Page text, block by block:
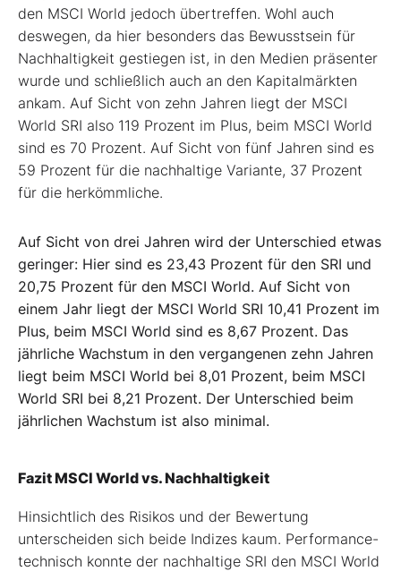
den MSCI World jedoch übertreffen. Wohl auch
deswegen, da hier besonders das Bewusstsein für
Nachhaltigkeit gestiegen ist, in den Medien präsenter
wurde und schließlich auch an den Kapitalmärkten
ankam. Auf Sicht von zehn Jahren liegt der MSCI
World SRI also 119 Prozent im Plus, beim MSCI World
sind es 70 Prozent. Auf Sicht von fünf Jahren sind es
59 Prozent für die nachhaltige Variante, 37 Prozent
für die herkömmliche.
Auf Sicht von drei Jahren wird der Unterschied etwas
geringer: Hier sind es 23,43 Prozent für den SRI und
20,75 Prozent für den MSCI World. Auf Sicht von
einem Jahr liegt der MSCI World SRI 10,41 Prozent im
Plus, beim MSCI World sind es 8,67 Prozent. Das
jährliche Wachstum in den vergangenen zehn Jahren
liegt beim MSCI World bei 8,01 Prozent, beim MSCI
World SRI bei 8,21 Prozent. Der Unterschied beim
jährlichen Wachstum ist also minimal.
Fazit MSCI World vs. Nachhaltigkeit
Hinsichtlich des Risikos und der Bewertung
unterscheiden sich beide Indizes kaum. Performance-
technisch konnte der nachhaltige SRI den MSCI World